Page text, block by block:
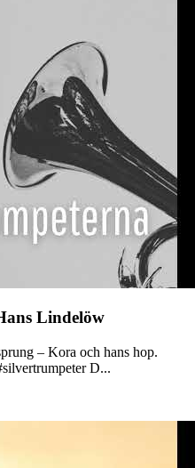
Lindelöw
– Kora och hans hop.
D...